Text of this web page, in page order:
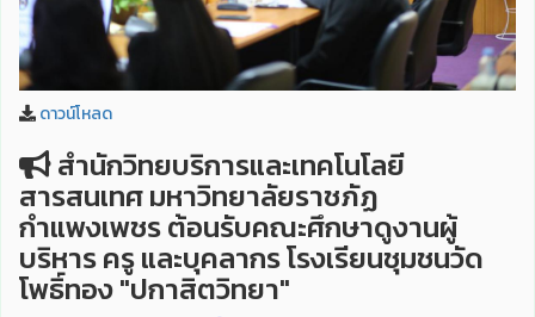
ดาวน์โหลด
สำนักวิทยบริการและเทคโนโลยี
สารสนเทศ มหาวิทยาลัยราชภัฏ
กำแพงเพชร ต้อนรับคณะศึกษาดูงานผู้
บริหาร ครู และบุคลากร โรงเรียนชุมชนวัด
โพธิ์ทอง "ปกาสิตวิทยา"